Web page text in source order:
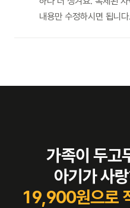
내용만 수정하시면 됩니다.
가족이 두고
아기가 사
19,900원으로